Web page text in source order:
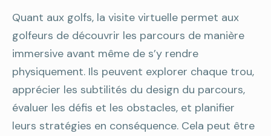
Quant aux golfs, la visite virtuelle permet aux
golfeurs de découvrir les parcours de manière
immersive avant même de s’y rendre
physiquement. Ils peuvent explorer chaque trou,
apprécier les subtilités du design du parcours,
évaluer les défis et les obstacles, et planifier
leurs stratégies en conséquence. Cela peut être